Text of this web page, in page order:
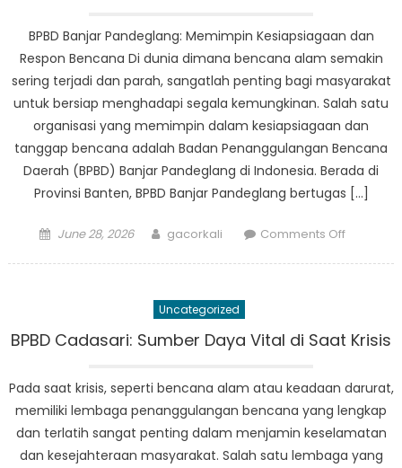
BPBD Banjar Pandeglang: Memimpin Kesiapsiagaan dan
Respon Bencana Di dunia dimana bencana alam semakin
sering terjadi dan parah, sangatlah penting bagi masyarakat
untuk bersiap menghadapi segala kemungkinan. Salah satu
organisasi yang memimpin dalam kesiapsiagaan dan
tanggap bencana adalah Badan Penanggulangan Bencana
Daerah (BPBD) Banjar Pandeglang di Indonesia. Berada di
Provinsi Banten, BPBD Banjar Pandeglang bertugas […]
Posted
June 28, 2026 Author
gacorkali Comments Offon
Bencana
Uncategorized
BPBD Cadasari: Sumber Daya Vital di Saat Krisis
Pada saat krisis, seperti bencana alam atau keadaan darurat,
memiliki lembaga penanggulangan bencana yang lengkap
dan terlatih sangat penting dalam menjamin keselamatan
dan kesejahteraan masyarakat. Salah satu lembaga yang